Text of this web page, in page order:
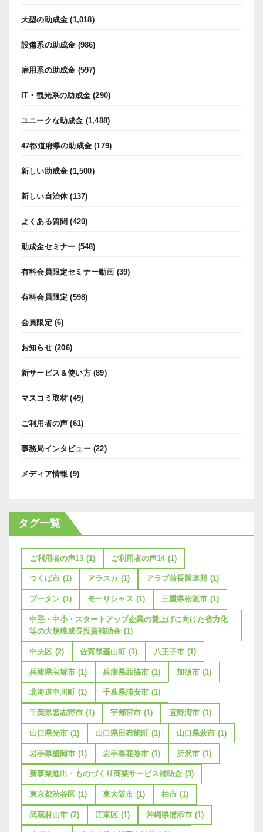
大型の助成金 (1,018)
設備系の助成金 (986)
雇用系の助成金 (597)
IT・観光系の助成金 (290)
ユニークな助成金 (1,488)
47都道府県の助成金 (179)
新しい助成金 (1,500)
新しい自治体(137)
よくある質問 (420)
助成金セミナー (548)
有料会員限定セミナー動画 (39)
有料会員限定 (598)
会員限定 (6)
お知らせ(206)
新サービス＆使い方(89)
マスコミ取材 (49)
ご利用者の声 (61)
事務局インタビュー(22)
メディア情報 (9)
タグ一覧
ご利用者の声13 (1) ご利用者の声14 (1)
つくば市 (1) アラスカ (1) アラブ首長国連邦 (1)
ブータン (1) モーリシャス (1) 三重県松阪市 (1)
中堅・中小・スタートアップ企業の賃上げに向けた省力化
等の大規模成長投資補助金 (1)
中央区 (2) 佐賀県基山町 (1) 八王子市 (1)
兵庫県宝塚市 (1) 兵庫県西脇市 (1) 加須市 (1)
北海道中川町 (1) 千葉県浦安市 (1)
千葉県習志野市 (1) 宇都宮市 (1) 宜野湾市 (1)
山口県光市 (1) 山口県田布施町 (1) 山口県萩市 (1)
岩手県盛岡市 (1) 岩手県花巻市 (1) 所沢市 (1)
新事業進出・ものづくり商業サービス補助金 (3)
東京都渋谷区 (1) 東大阪市 (1) 柏市 (1)
武蔵村山市 (2) 江東区 (1) 沖縄県浦添市 (1)